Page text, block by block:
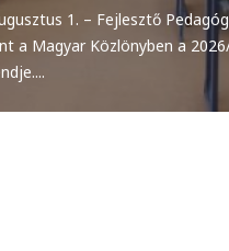
1. – Fejlesztő
a Magyar Közlönyben a